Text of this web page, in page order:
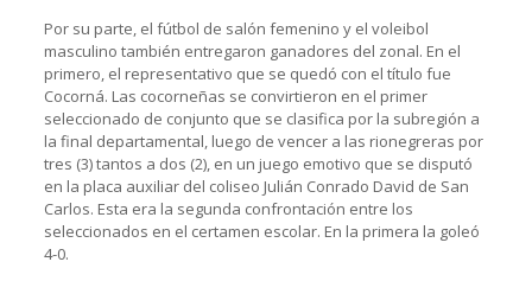
Por su parte, el fútbol de salón femenino y el voleibol
masculino también entregaron ganadores del zonal. En el
primero, el representativo que se quedó con el título fue
Cocorná. Las cocorneñas se convirtieron en el primer
seleccionado de conjunto que se clasifica por la subregión a
la final departamental, luego de vencer a las rionegreras por
tres (3) tantos a dos (2), en un juego emotivo que se disputó
en la placa auxiliar del coliseo Julián Conrado David de San
Carlos. Esta era la segunda confrontación entre los
seleccionados en el certamen escolar. En la primera la goleó
4-0.